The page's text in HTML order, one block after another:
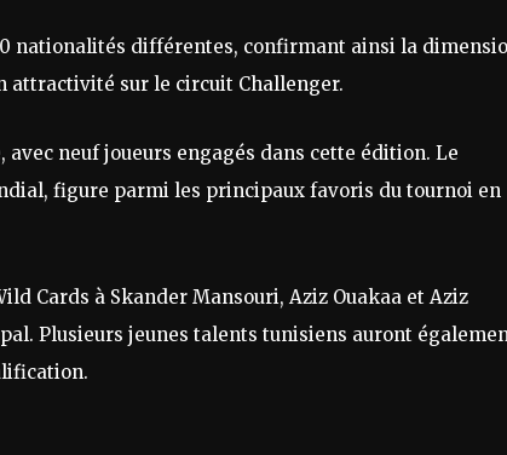
nationalités différentes, confirmant ainsi la
attractivité sur le circuit Challenger.
neuf joueurs engagés dans cette édition. Le
figure parmi les principaux favoris du tournoi en
Cards à Skander Mansouri, Aziz Ouakaa et Aziz
Plusieurs jeunes talents tunisiens auront